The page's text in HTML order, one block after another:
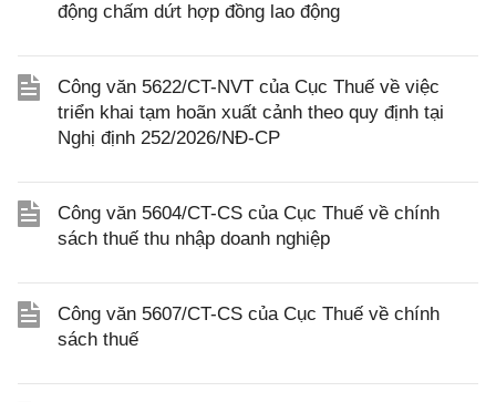
động chấm dứt hợp đồng lao động
Công văn 5622/CT-NVT của Cục Thuế về việc
triển khai tạm hoãn xuất cảnh theo quy định tại
Nghị định 252/2026/NĐ-CP
Công văn 5604/CT-CS của Cục Thuế về chính
sách thuế thu nhập doanh nghiệp
Công văn 5607/CT-CS của Cục Thuế về chính
sách thuế